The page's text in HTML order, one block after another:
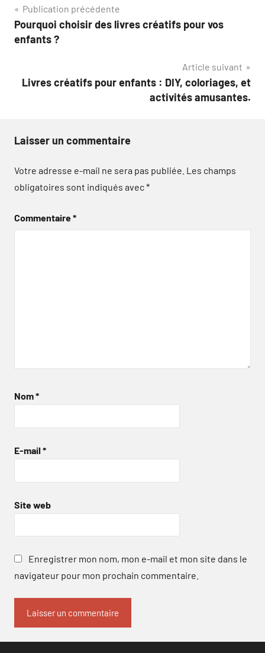
Navigation
de
Publication précédente
Pourquoi choisir des livres créatifs pour vos
enfants ?
Article suivant
Livres créatifs pour enfants : DIY, coloriages, et
activités amusantes.
Laisser un commentaire
Votre adresse e-mail ne sera pas publiée. Les champs
obligatoires sont indiqués avec*
Commentaire*
Nom*
E-mail *
Site web
Enregistrer mon nom, mon e-mail et mon site dans le
navigateur pour mon prochain commentaire.